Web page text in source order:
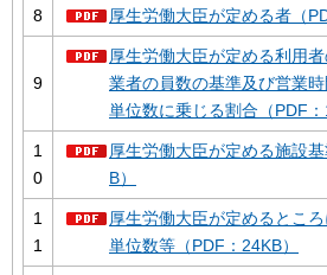
8 厚生労働大臣が定める者（
9
厚生労働大臣が定める利用
業者の員数の基準及び営業
単位数に乗じる割合（PDF：
1
0
厚生労働大臣が定める施設
B）
1
1
厚生労働大臣が定めるとこ
単位数等（PDF：24KB）